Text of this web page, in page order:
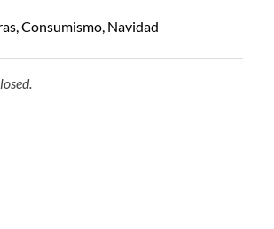
,Consumismo, Navidad